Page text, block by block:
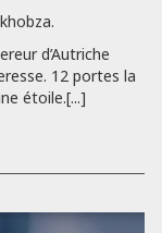
d’Autriche
12 portes la
étoile.[...]